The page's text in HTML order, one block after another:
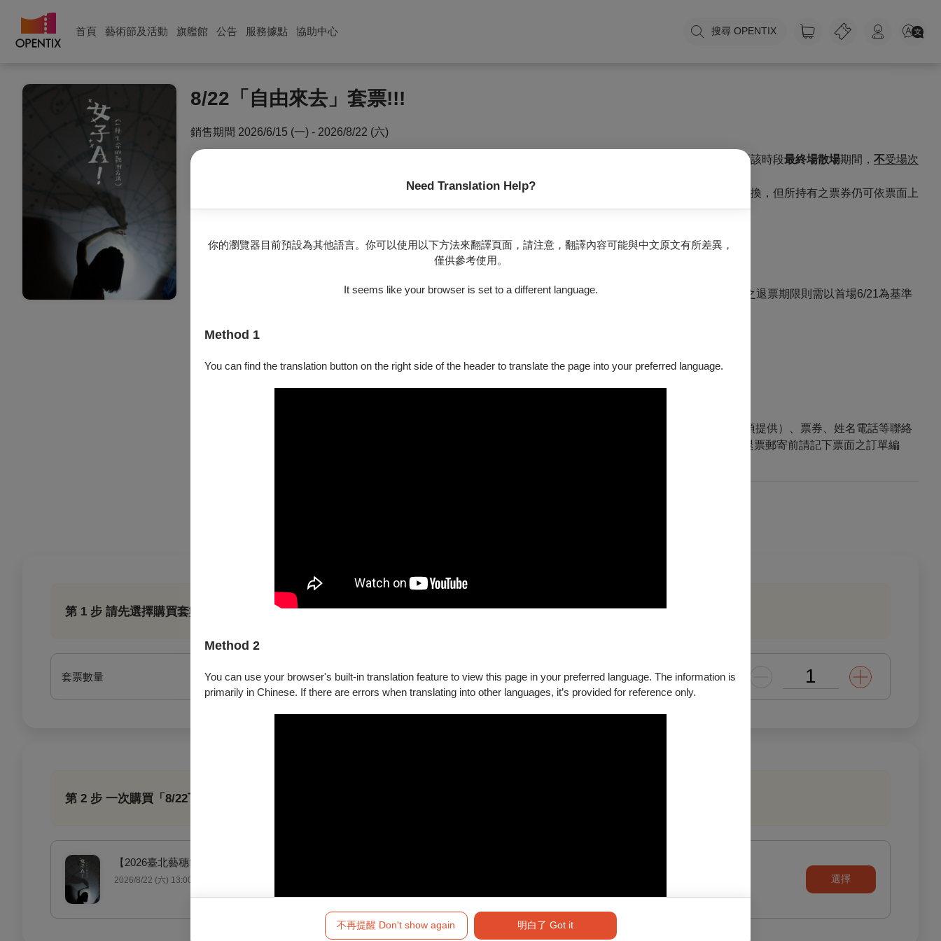
首頁 藝術節及活動 旗艦館 公告 服務據點 協助中心 搜尋 OPENTIX
Need Translation Help?
你的瀏覽器目前預設為其他語言。你可以使用以下方法來翻譯頁面，請注意，翻譯內容可能與中文原文有所差異，
僅供參考使用。
It seems like your browser is set to a different language.
Method 1
You can find the translation button on the right side of the header to translate the page into your preferred language.
Method 2
You can use your browser's built-in translation feature to view this page in your preferred language. The information is
primarily in Chinese. If there are errors when translating into other languages, it’s provided for reference only.
不再提醒 Don't show again 明白了 Got it
8/22「自由來去」套票!!!
銷售期間 2026/6/15 (一) - 2026/8/22 (六)
使用說明：一組套票至前台兌換 至該時段最終場散場期間， 不受場次
注意事項：「自由來去手環」需在套票持有者於首次進場時，同時出示三張票券
得兌換，但所持有之票券仍可依票面上
的場次時間，憑票入場觀演，惟不享有自由來去的體驗。
注意事項
套票僅可退票，無法換票。退票需整套完整辦理，恕不接受單張退票。
10日前辦理。例如：套票內包含演出時間為6/21、9/18、12/25的三張票券，該套票之退票期限則需以首場6/21為基準
退票手續費：
退票辦法：
已取紙本票券：請持全套票券至OPENTIX臺北、臺中、臺南、高雄四大服務處辦理，或將存摺影本（刷卡購票無須提供）、票券、姓名電話等聯絡
資訊於退票期限前（郵戳為憑），掛號郵寄至「100012臺北市中正區中山南路21-1號 OPENTIX 退票小組收」。退票郵寄前請記下票面之訂單編
第 1 步 請先選擇購買套數
套票數量
第 2 步 一次購買「8/22下午時段三個場次（13:00、14:00、15:00）」各一張
【2026臺北藝穗節】女子A！（一種生命的觀測方法）
2026/8/22 (六) 13:00 選擇